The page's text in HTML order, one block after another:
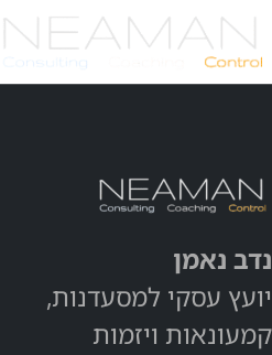
לתוכן
נדב נאמן
יועץ עסקי למסעדנות,
קמעונאות ויזמות